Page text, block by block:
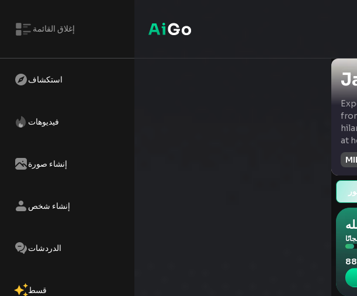
إغلاق القائمة
استكشاف
فيديوهات
إنشاء صورة
إنشاء شخص
الدردشات
قسط
at